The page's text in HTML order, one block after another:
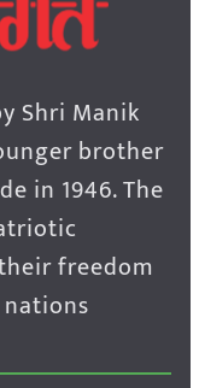
Shri Manik
brother
in 1946. The
freedom